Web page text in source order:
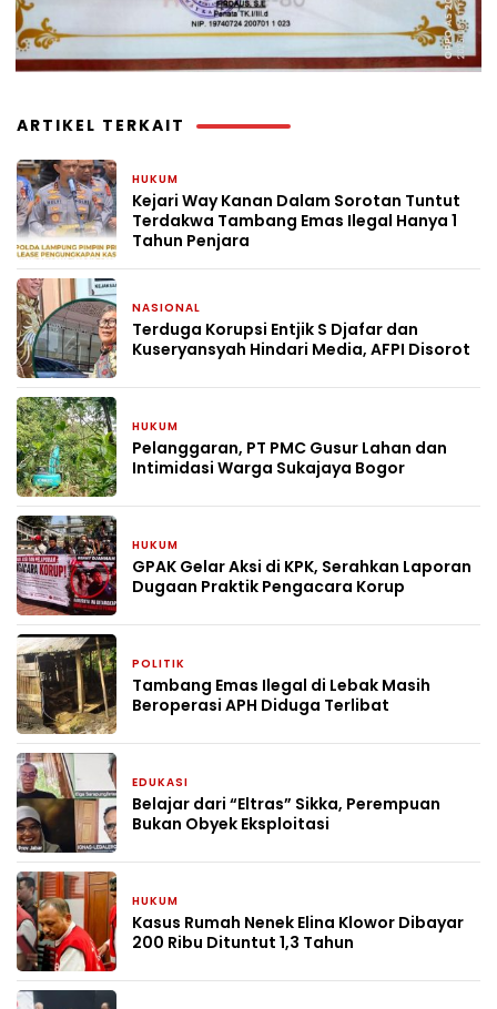
ARTIKEL TERKAIT
HUKUM
Kejari Way Kanan Dalam Sorotan Tuntut
Terdakwa Tambang Emas Ilegal Hanya 1
Tahun Penjara
NASIONAL
Terduga Korupsi Entjik S Djafar dan
Kuseryansyah Hindari Media, AFPI Disorot
HUKUM
Pelanggaran, PT PMC Gusur Lahan dan
Intimidasi Warga Sukajaya Bogor
HUKUM
GPAK Gelar Aksi di KPK, Serahkan Laporan
Dugaan Praktik Pengacara Korup
POLITIK
Tambang Emas Ilegal di Lebak Masih
Beroperasi APH Diduga Terlibat
EDUKASI
Belajar dari “Eltras” Sikka, Perempuan
Bukan Obyek Eksploitasi
HUKUM
Kasus Rumah Nenek Elina Klowor Dibayar
200 Ribu Dituntut 1,3 Tahun